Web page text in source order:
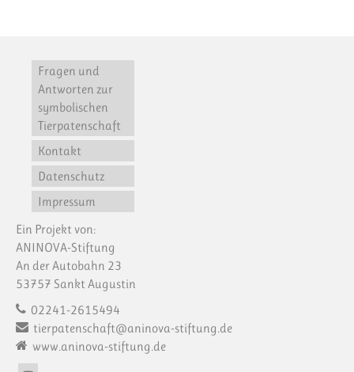
Fragen und
Antworten zur
symbolischen
Tierpatenschaft
Kontakt
Datenschutz
Impressum
Ein Projekt von:
ANINOVA-Stiftung
An der Autobahn 23
53757 Sankt Augustin
02241-2615494
tierpatenschaft@aninova-stiftung.de
www.aninova-stiftung.de